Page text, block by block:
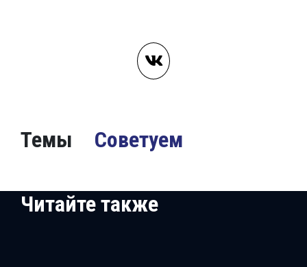
Темы Советуем
Читайте также